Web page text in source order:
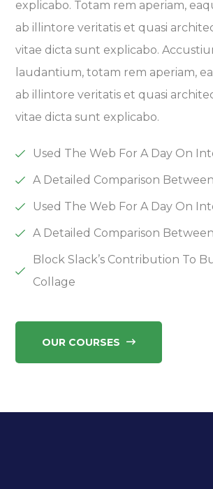
explicabo. Totam rem aperiam,
ab illintore veritatis et quasi
vitae dicta sunt explicabo.
laudantium, totam rem aperiam,
ab illintore veritatis et quasi
vitae dicta sunt explicabo.
Used The Web For A Day On
A Detailed Comparison
Used The Web For A Day On
A Detailed Comparison
Block Slack’s Contribution To
Collage
OUR COURSES